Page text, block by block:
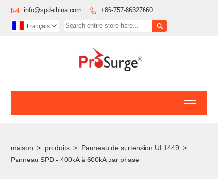
 info@spd-china.com  +86-757-86327660

Français 
maison > produits > Panneau de surtension UL1449 >
Panneau SPD - 400kA à 600kA par phase